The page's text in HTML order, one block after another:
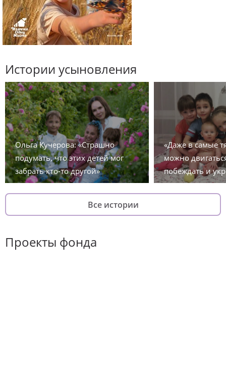
Истории усыновления
Ольга Кучерова: «Страшно
подумать, что этих детей мог
забрать кто-то другой»
«Даже в самые
можно
побеждать и
Все истории
Проекты фонда